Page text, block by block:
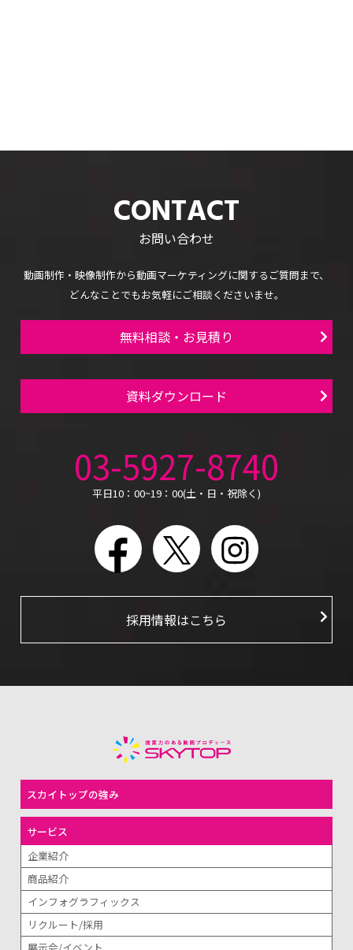
CONTACT
お問い合わせ
動画制作・映像制作から動画マーケティングに関するご質問まで、
どんなことでもお気軽にご相談くださいませ。
無料相談・お見積り
資料ダウンロード
03-5927-8740
平日10：00~19：00(土・日・祝除く)
FacebookX Instagram
採用情報はこちら
スカイトップの強み
サービス
企業紹介
商品紹介
インフォグラフィックス
リクルート/採用